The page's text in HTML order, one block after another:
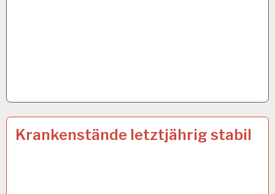
12-
STUNDEN-
Krankenstände letztjährig stabil
28 DEZ. 2022